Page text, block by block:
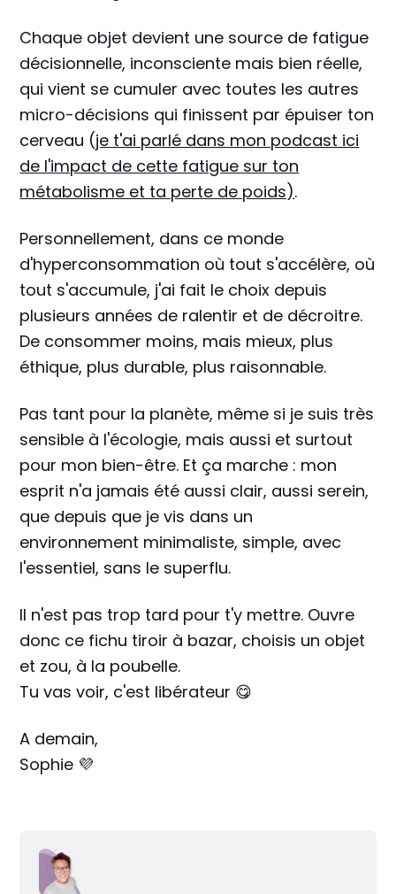
Chaque objet devient une source de fatigue
décisionnelle, inconsciente mais bien réelle,
qui vient se cumuler avec toutes les autres
micro-décisions qui finissent par épuiser ton
cerveau (je t'ai parlé dans mon podcast ici
de l'impact de cette fatigue sur ton
métabolisme et ta perte de poids).
Personnellement, dans ce monde
d'hyperconsommation où tout s'accélère, où
tout s'accumule, j'ai fait le choix depuis
plusieurs années de ralentir et de décroitre.
De consommer moins, mais mieux, plus
éthique, plus durable, plus raisonnable.
Pas tant pour la planète, même si je suis très
sensible à l'écologie, mais aussi et surtout
pour mon bien-être. Et ça marche : mon
esprit n'a jamais été aussi clair, aussi serein,
que depuis que je vis dans un
environnement minimaliste, simple, avec
l'essentiel, sans le superflu.
Il n'est pas trop tard pour t'y mettre. Ouvre
donc ce fichu tiroir à bazar, choisis un objet
et zou, à la poubelle.
Tu vas voir, c'est libérateur 😋
A demain,
Sophie 💜